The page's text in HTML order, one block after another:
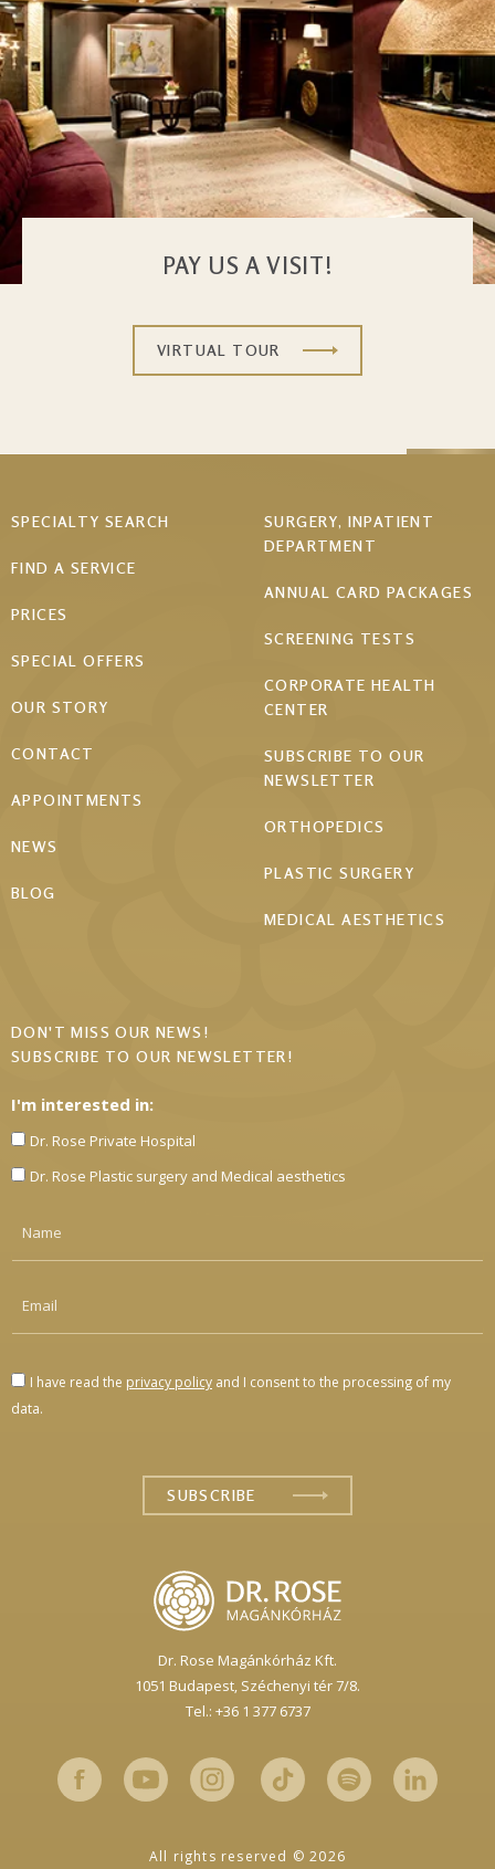
PAY US A VISIT!
VIRTUAL TOUR
Dr. Rose Magánkórház Kft.
1051 Budapest,Széchenyi tér 7/8.
Tel.: +36 1 377 6737
Footer
SPECIALTY SEARCH
FIND A SERVICE
PRICES
SPECIAL OFFERS
OUR STORY
CONTACT
APPOINTMENTS
NEWS
BLOG
SURGERY, INPATIENT
DEPARTMENT
ANNUAL CARD PACKAGES
SCREENING TESTS
CORPORATE HEALTH
CENTER
SUBSCRIBE TO OUR
NEWSLETTER
ORTHOPEDICS
PLASTIC SURGERY
MEDICAL AESTHETICS
DON'T MISS OUR NEWS!
SUBSCRIBE TO OUR NEWSLETTER!
I'm interested in:
Dr. Rose Private Hospital
Dr. Rose Plastic surgery and Medical aesthetics
I have read the privacy policy and I consent to the processing of my
data.
All rights reserved © 2026